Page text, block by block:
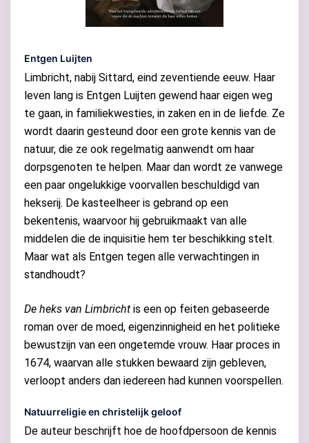
Entgen Luijten
Limbricht, nabij Sittard, eind zeventiende eeuw. Haar
leven lang is Entgen Luijten gewend haar eigen weg
te gaan, in familiekwesties, in zaken en in de liefde. Ze
wordt daarin gesteund door een grote kennis van de
natuur, die ze ook regelmatig aanwendt om haar
dorpsgenoten te helpen. Maar dan wordt ze vanwege
een paar ongelukkige voorvallen beschuldigd van
hekserij. De kasteelheer is gebrand op een
bekentenis, waarvoor hij gebruikmaakt van alle
middelen die de inquisitie hem ter beschikking stelt.
Maar wat als Entgen tegen alle verwachtingen in
standhoudt?
De heks van Limbricht is een op feiten gebaseerde
roman over de moed, eigenzinnigheid en het politieke
bewustzijn van een ongetemde vrouw. Haar proces in
1674, waarvan alle stukken bewaard zijn gebleven,
verloopt anders dan iedereen had kunnen voorspellen.
Natuurreligie en christelijk geloof
De auteur beschrijft hoe de hoofdpersoon de kennis